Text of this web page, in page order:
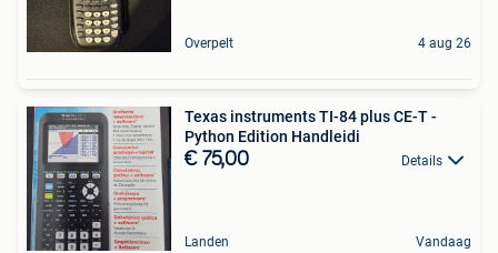
Overpelt 4 aug 26
Texas instruments TI-84 plus CE-T -
Python Edition Handleidi
€ 75,00 Details
Landen Vandaag